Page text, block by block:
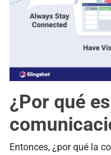
¿Por qué
Entonces, ¿por qué la